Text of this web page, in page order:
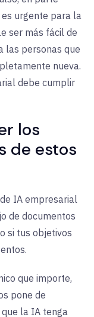
urgente para la
ser más fácil de
las personas que
nueva.
debe cumplir
los
de estos
IA empresarial
de documentos
si tus objetivos
que importe,
pone de
la IA tenga